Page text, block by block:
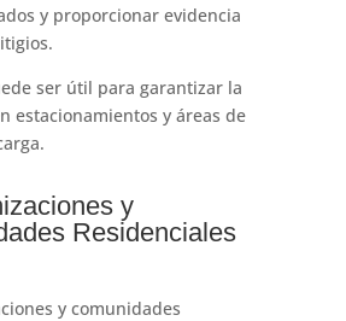
y proporcionar evidencia
ser útil para garantizar la
estacionamientos y áreas de
y
Residenciales
y comunidades